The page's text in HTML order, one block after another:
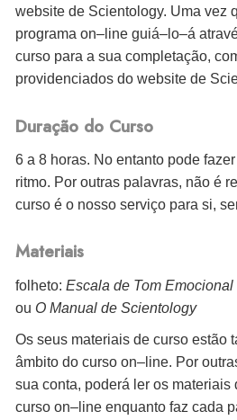
website de Scientology. Uma vez
programa on–line guiá–lo–á
curso para a sua completação,
providenciados do website de
Duração do Curso
6 a 8 horas. No entanto pode
ritmo. Por outras palavras, não é
curso é o nosso serviço para si,
Materiais
folheto: Escala de Tom Emocional
ou O Manual de Scientology
Os seus materiais de curso estão
âmbito do curso on–line. Por
sua conta, poderá ler os materiais
curso on–line enquanto faz cada